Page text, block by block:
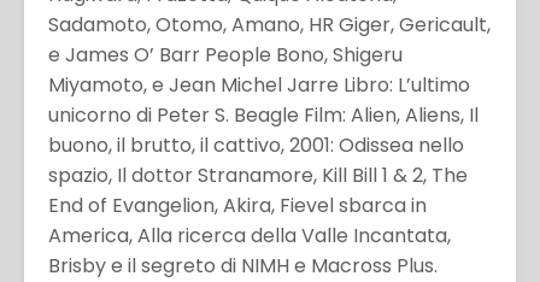
Sadamoto, Otomo, Amano, HR Giger, Gericault,
e James O’ Barr People Bono, Shigeru
Miyamoto, e Jean Michel Jarre Libro: L’ultimo
unicorno di Peter S. Beagle Film: Alien, Aliens, Il
buono, il brutto, il cattivo, 2001: Odissea nello
spazio, Il dottor Stranamore, Kill Bill 1 & 2, The
End of Evangelion, Akira, Fievel sbarca in
America, Alla ricerca della Valle Incantata,
Brisby e il segreto di NIMH e Macross Plus.